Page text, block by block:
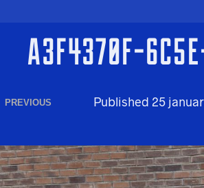
A3F4370F-
Published 25
PREVIOUS